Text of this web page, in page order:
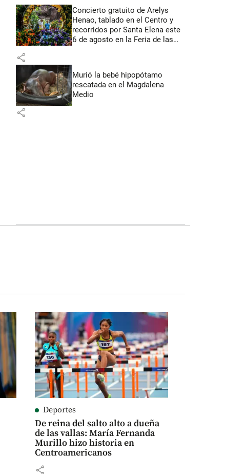
Concierto gratuito de Arelys
Henao, tablado en el Centro y
recorridos por Santa Elena este
6 de agosto en la Feria de las
share
Murió la bebé hipopótamo
rescatada en el Magdalena
Medio
share
Deportes
De reina del salto alto a dueña
de las vallas: María Fernanda
Murillo hizo historia en
Centroamericanos
share